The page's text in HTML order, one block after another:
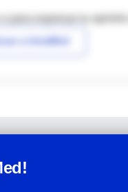
para expresar tu
a IntraMed